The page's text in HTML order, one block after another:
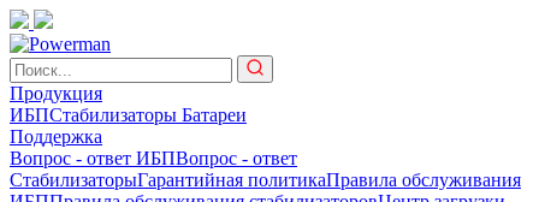
Продукция
ИБПСтабилизаторы Батареи
Поддержка
Вопрос - ответ ИБПВопрос - ответ
СтабилизаторыГарантийная политикаПравила обслуживания